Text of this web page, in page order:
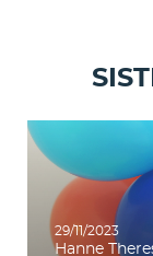
29/11/2023
Hanne